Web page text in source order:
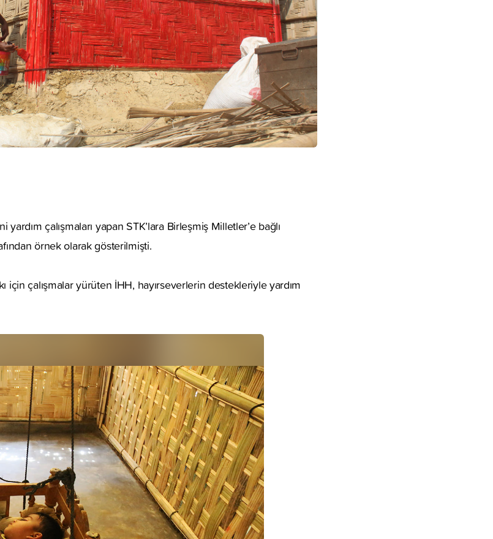
çalışmaları yapan STK’lara Birleşmiş Milletler’e bağlı
örnek olarak gösterilmişti.
için çalışmalar yürüten İHH, hayırseverlerin destekleriyle yardım